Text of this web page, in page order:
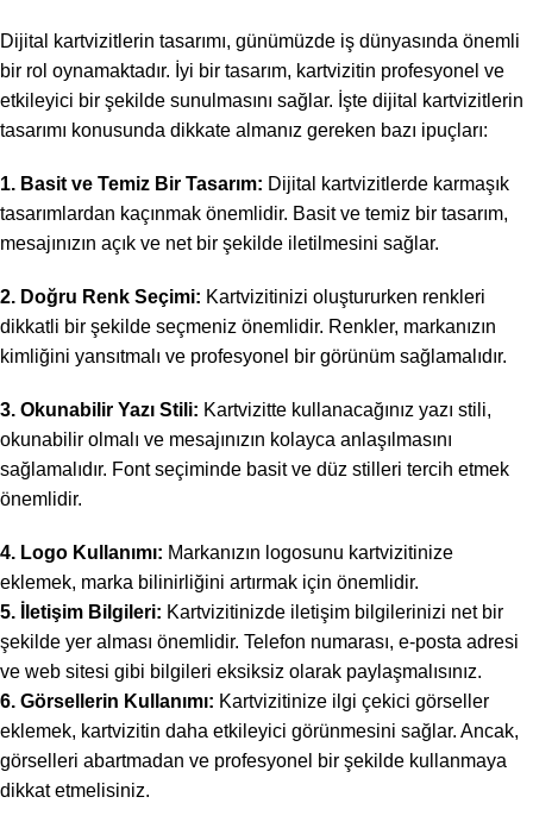
Dijital kartvizitlerin tasarımı, günümüzde iş dünyasında önemli
bir rol oynamaktadır. İyi bir tasarım, kartvizitin profesyonel ve
etkileyici bir şekilde sunulmasını sağlar. İşte dijital kartvizitlerin
tasarımı konusunda dikkate almanız gereken bazı ipuçları:
1. Basit ve Temiz Bir Tasarım: Dijital kartvizitlerde karmaşık
tasarımlardan kaçınmak önemlidir. Basit ve temiz bir tasarım,
mesajınızın açık ve net bir şekilde iletilmesini sağlar.
2. Doğru Renk Seçimi: Kartvizitinizi oluştururken renkleri
dikkatli bir şekilde seçmeniz önemlidir. Renkler, markanızın
kimliğini yansıtmalı ve profesyonel bir görünüm sağlamalıdır.
3. Okunabilir Yazı Stili: Kartvizitte kullanacağınız yazı stili,
okunabilir olmalı ve mesajınızın kolayca anlaşılmasını
sağlamalıdır. Font seçiminde basit ve düz stilleri tercih etmek
önemlidir.
4. Logo Kullanımı: Markanızın logosunu kartvizitinize
eklemek, marka bilinirliğini artırmak için önemlidir.
5. İletişim Bilgileri: Kartvizitinizde iletişim bilgilerinizi net bir
şekilde yer alması önemlidir. Telefon numarası, e-posta adresi
ve web sitesi gibi bilgileri eksiksiz olarak paylaşmalısınız.
6. Görsellerin Kullanımı: Kartvizitinize ilgi çekici görseller
eklemek, kartvizitin daha etkileyici görünmesini sağlar. Ancak,
görselleri abartmadan ve profesyonel bir şekilde kullanmaya
dikkat etmelisiniz.